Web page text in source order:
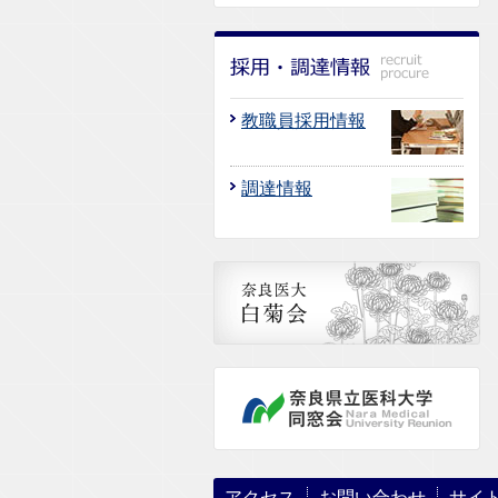
教職員採用情報
調達情報